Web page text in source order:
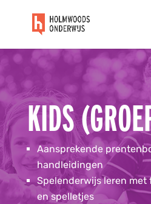
KIDS
Aansprekende
handleidingen
Spelenderwijs leren met
en spelletjes